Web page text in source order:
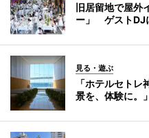
旧居留地で屋外
ー」 ゲストDJ
見る・遊ぶ
「ホテルセト
景を、体験に。